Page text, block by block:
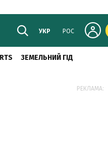
УКР РОС
ЗЕМЕЛЬНИЙ ГІД
РЕКЛАМА: